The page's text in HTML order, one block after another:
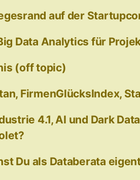
auf der
Data Analytics für
(off topic)
FirmenGlücksIndex,
4.1, AI und Dark
Du als Databerata